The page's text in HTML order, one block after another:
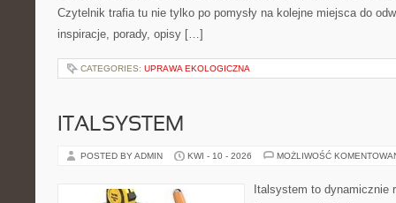
Czytelnik trafia tu nie tylko po pomysły na kolejne miejsca do
inspiracje, porady, opisy […]
CATEGORIES: UPRAWA EKOLOGICZNA
ITALSYSTEM
POSTED BY ADMIN KWI - 10 - 2026 MOŻLIWOŚĆ
Italsystem to dynamicznie